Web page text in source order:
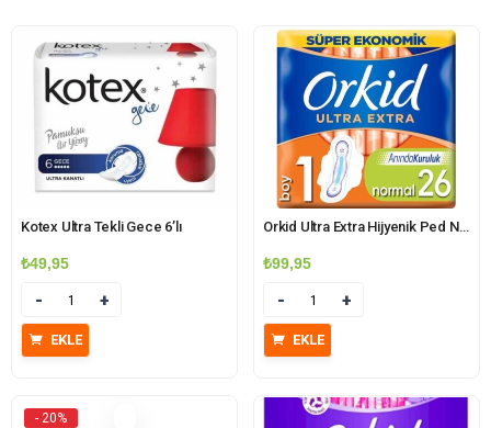
Kotex Ultra Tekli Gece 6’lı
₺49,95
Miktar
EKLE
Orkid Ultra Extra Hijyenik Ped Normal Süper Ekonomik Paket 26 Ped
₺99,95
Miktar
EKLE
- 20%